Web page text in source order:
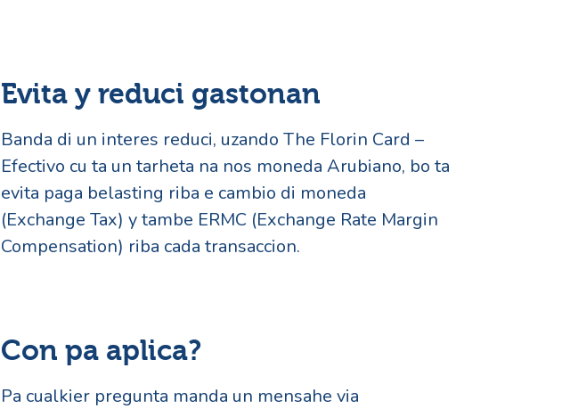
Evita y reduci gastonan
Banda di un interes reduci, uzando The Florin Card –
Efectivo cu ta un tarheta na nos moneda Arubiano, bo ta
evita paga belasting riba e cambio di moneda
(Exchange Tax) y tambe ERMC (Exchange Rate Margin
Compensation) riba cada transaccion.
Con pa aplica?
Pa cualkier pregunta manda un mensahe via